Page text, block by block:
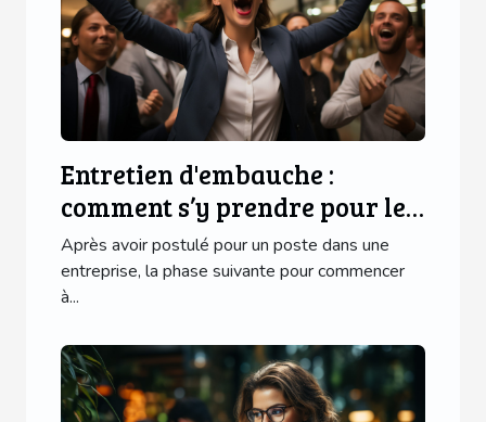
Entretien d'embauche :
comment s’y prendre pour le
réussir brillamment ?
Après avoir postulé pour un poste dans une
entreprise, la phase suivante pour commencer
à...